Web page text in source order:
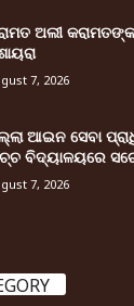
ଅଲୀ
7, 2026
ଆଇନ ସେବା
ବିଦ୍ୟାଳୟରେ
7, 2026